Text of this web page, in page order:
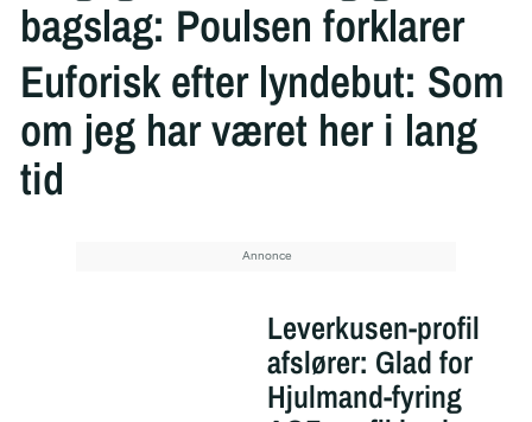
bagslag: Poulsen forklarer
Euforisk efter lyndebut: Som
om jeg har været her i lang
tid
Leverkusen-profil
afslører: Glad for
Hjulmand-fyring